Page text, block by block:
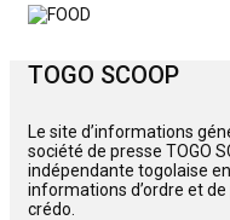
TOGO SCOOP
Le site d’informations
société de presse TOGO
indépendante togolaise
informations d’ordre et
crédo.